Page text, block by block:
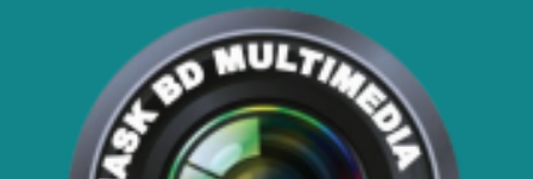
বাংলাদেশের টিকা নিরাপত্তা ও স্বাস্থ্য
সার্বভৌমত্ব: এখনই দেশীয় ভ্যাকসিন
উৎপাদনে জাতীয় বিনিয়োগের সময়